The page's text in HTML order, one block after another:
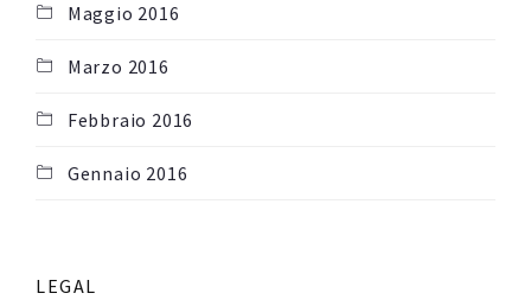
Maggio 2016
Marzo 2016
Febbraio 2016
Gennaio 2016
LEGAL